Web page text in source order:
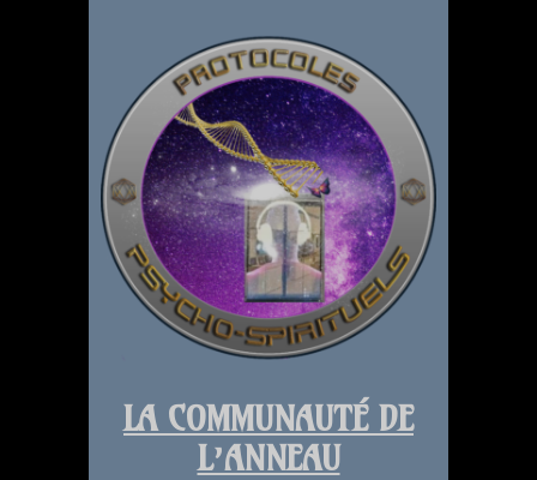
LA COMMUNAUTÉ DE
L’ANNEAU